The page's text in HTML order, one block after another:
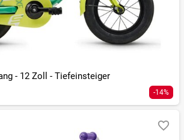
- 12 Zoll - Tiefeinsteiger
-14%